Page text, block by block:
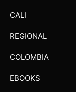
CALI
REGIONAL
COLOMBIA
EBOOKS